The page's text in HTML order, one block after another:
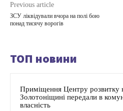
Previous article
ЗСУ ліквідували вчора на полі бою
понад тисячу ворогів
ТОП новини
Приміщення Центру розвитку
Золотоніщині передали в
власність